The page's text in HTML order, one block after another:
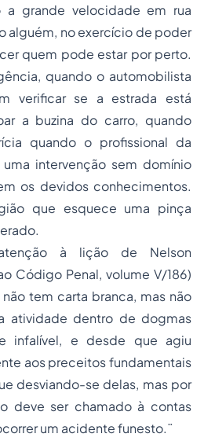
a grande velocidade em rua
alguém, no exercício de poder
quem pode estar por perto.
quando o automobilista
verificar se a estrada está
a buzina do carro, quando
quando o profissional da
intervenção sem domínio
os devidos conhecimentos.
que esquece uma pinça
à lição de Nelson
Código Penal, volume V/186)
tem carta branca, mas não
atividade dentro de dogmas
infalível, e desde que agiu
aos preceitos fundamentais
desviando-se delas, mas por
deve ser chamado à contas
um acidente funesto.¨